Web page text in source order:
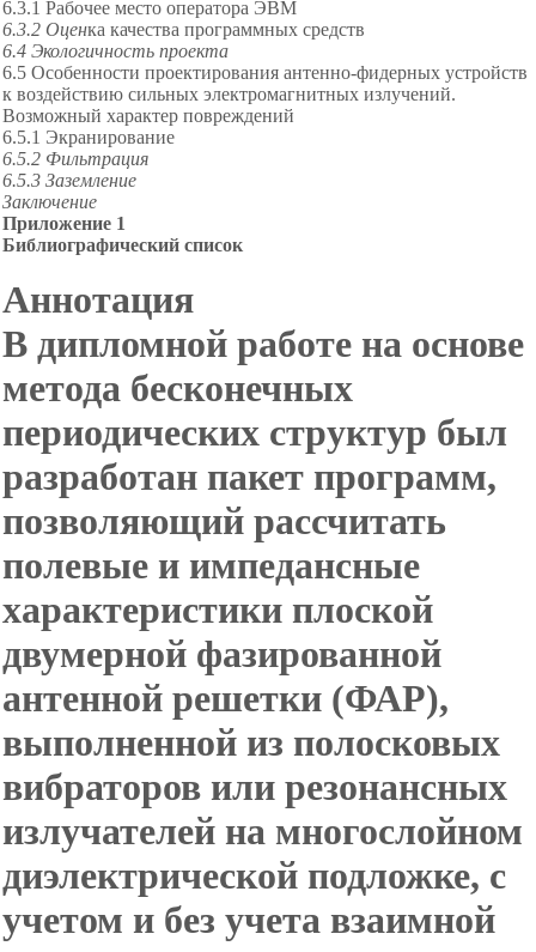
6.3.1 Рабочее место оператора ЭВМ
6.3.2 Оценка качества программных средств
6.4 Экологичность проекта
6.5 Особенности проектирования антенно-фидерных устройств
к воздействию сильных электромагнитных излучений.
Возможный характер повреждений
6.5.1 Экранирование
6.5.2 Фильтрация
6.5.3 Заземление
Заключение
Приложение 1
Библиографический список
Аннотация
В дипломной работе на основе
метода бесконечных
периодических структур был
разработан пакет программ,
позволяющий рассчитать
полевые и импедансные
характеристики плоской
двумерной фазированной
антенной решетки (ФАР),
выполненной из полосковых
вибраторов или резонансных
излучателей на многослойном
диэлектрической подложке, с
учетом и без учета взаимной